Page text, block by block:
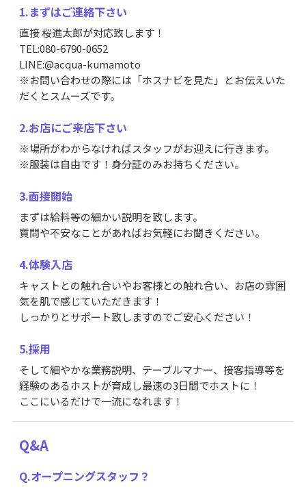
1.まずはご連絡下さい
直接 桜進太郎が対応致します！
TEL:080-6790-0652
LINE:@acqua-kumamoto
※お問い合わせの際には「ホスナビを見た」とお伝えいた
だくとスムーズです。
2.お店にご来店下さい
※場所がわからなければスタッフがお迎えに行きます。
※服装は自由です！身分証のみお持ちください。
3.面接開始
まずは給料等の細かい説明を致します。
質問や不安なことがあればお気軽にお聞きください。
4.体験入店
キャストとの触れ合いやお客様との触れ合い、お店の雰囲
気を肌で感じていただきます！
しっかりとサポート致しますのでご安心ください！
5.採用
そして細やかな業務説明、テーブルマナー、接客指導等を
経験のあるホストが育成し最速の3日間でホストに！
ここにいるだけで一流になれます！
Q&A
Q.オープニングスタッフ？